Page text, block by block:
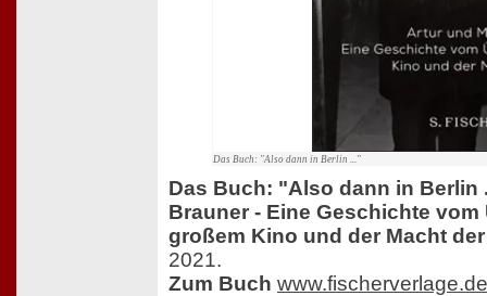
Das Buch: "Also dann in Berlin ..."
Das Buch: "Also dann in Berlin
Brauner - Eine Geschichte vom
großem Kino und der Macht
2021.
Zum Buch www.fischerverlage.de